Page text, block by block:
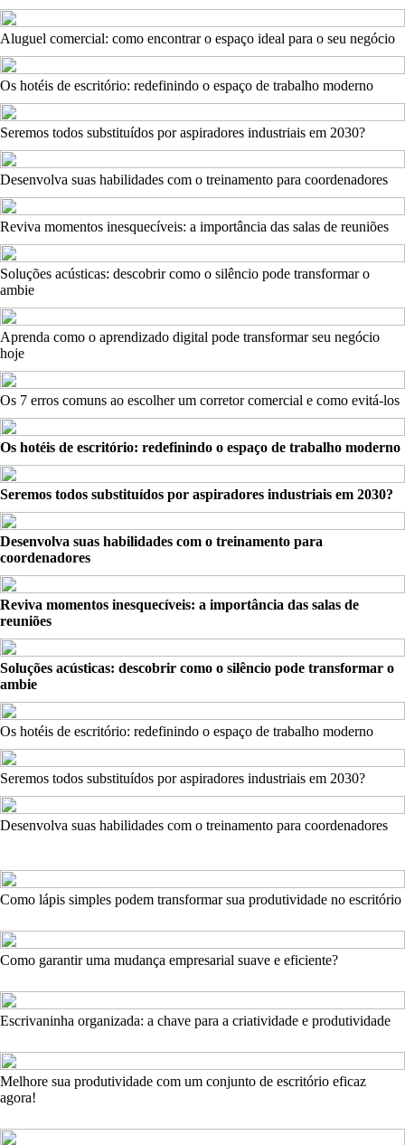
Aluguel comercial: como encontrar o espaço ideal para o seu negócio
Os hotéis de escritório: redefinindo o espaço de trabalho moderno
Seremos todos substituídos por aspiradores industriais em 2030?
Desenvolva suas habilidades com o treinamento para coordenadores
Reviva momentos inesquecíveis: a importância das salas de reuniões
Soluções acústicas: descobrir como o silêncio pode transformar o
ambie
Aprenda como o aprendizado digital pode transformar seu negócio
hoje
Os 7 erros comuns ao escolher um corretor comercial e como evitá-los
Os hotéis de escritório: redefinindo o espaço de trabalho moderno
Seremos todos substituídos por aspiradores industriais em 2030?
Desenvolva suas habilidades com o treinamento para
coordenadores
Reviva momentos inesquecíveis: a importância das salas de
reuniões
Soluções acústicas: descobrir como o silêncio pode transformar o
ambie
Os hotéis de escritório: redefinindo o espaço de trabalho moderno
Seremos todos substituídos por aspiradores industriais em 2030?
Desenvolva suas habilidades com o treinamento para coordenadores
Como lápis simples podem transformar sua produtividade no escritório
Como garantir uma mudança empresarial suave e eficiente?
Escrivaninha organizada: a chave para a criatividade e produtividade
Melhore sua produtividade com um conjunto de escritório eficaz
agora!